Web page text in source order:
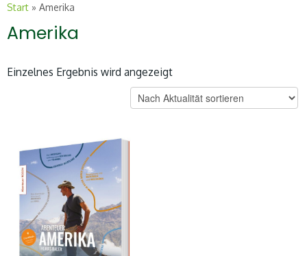
Start » Amerika
Amerika
Einzelnes Ergebnis wird angezeigt